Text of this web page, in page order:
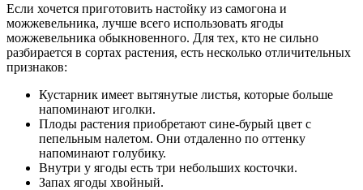
Если хочется приготовить настойку из самогона и
можжевельника, лучше всего использовать ягоды
можжевельника обыкновенного. Для тех, кто не сильно
разбирается в сортах растения, есть несколько отличительных
признаков:
Кустарник имеет вытянутые листья, которые больше
напоминают иголки.
Плоды растения приобретают сине-бурый цвет с
пепельным налетом. Они отдаленно по оттенку
напоминают голубику.
Внутри у ягоды есть три небольших косточки.
Запах ягоды хвойный.